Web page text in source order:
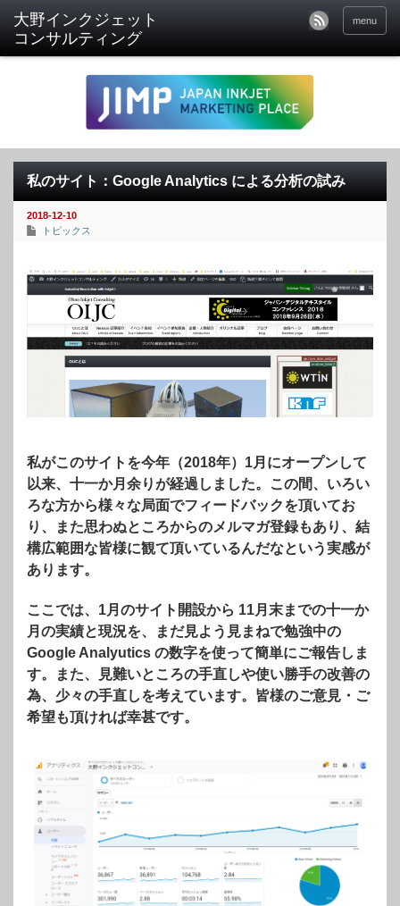
menu
私のサイト：Google Analytics による分析の試み
2018-12-10
トピックス
私がこのサイトを今年（2018年）1月にオープンして
以来、十一か月余りが経過しました。この間、いろい
ろな方から様々な局面でフィードバックを頂いてお
り、また思わぬところからのメルマガ登録もあり、結
構広範囲な皆様に観て頂いているんだなという実感が
あります。
ここでは、1月のサイト開設から 11月末までの十一か
月の実績と現況を、まだ見よう見まねで勉強中の
Google Analyutics の数字を使って簡単にご報告しま
す。また、見難いところの手直しや使い勝手の改善の
為、少々の手直しを考えています。皆様のご意見・ご
希望も頂ければ幸甚です。